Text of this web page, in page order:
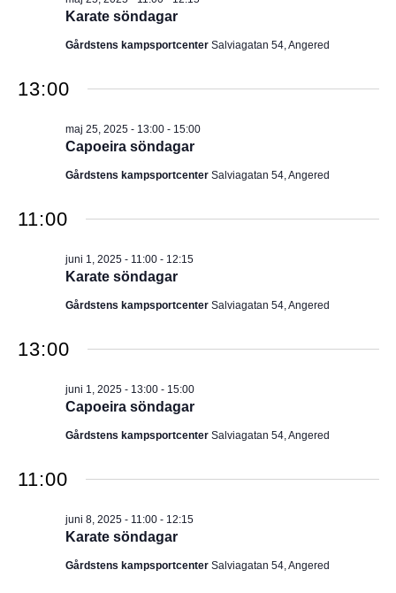
Karate söndagar
Gårdstens kampsportcenter Salviagatan 54, Angered
13:00
Capoeira söndagar
maj 25, 2025 - 13:00- 15:00
Gårdstens kampsportcenter Salviagatan 54, Angered
11:00
Karate söndagar
juni 1, 2025 - 11:00- 12:15
Gårdstens kampsportcenter Salviagatan 54, Angered
13:00
Capoeira söndagar
juni 1, 2025 - 13:00- 15:00
Gårdstens kampsportcenter Salviagatan 54, Angered
11:00
Karate söndagar
juni 8, 2025 - 11:00- 12:15
Gårdstens kampsportcenter Salviagatan 54, Angered